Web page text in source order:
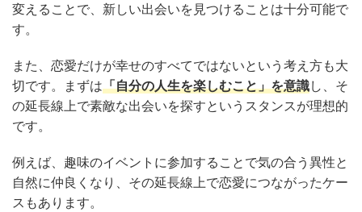
変えることで、新しい出会いを見つけることは十分可能で
す。
また、恋愛だけが幸せのすべてではないという考え方も大
切です。まずは「自分の人生を楽しむこと」を意識し、そ
の延長線上で素敵な出会いを探すというスタンスが理想的
です。
例えば、趣味のイベントに参加することで気の合う異性と
自然に仲良くなり、その延長線上で恋愛につながったケー
スもあります。